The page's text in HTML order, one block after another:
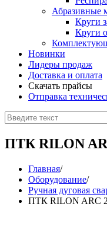
Абразивные
Круги
Круги
Новинки
Лидеры продаж
Доставка и оплата
Скачать прайсы
Отправка
ПТК RILON
Главная/
Оборудование/
Ручная дуговая
ПТК RILON ARC